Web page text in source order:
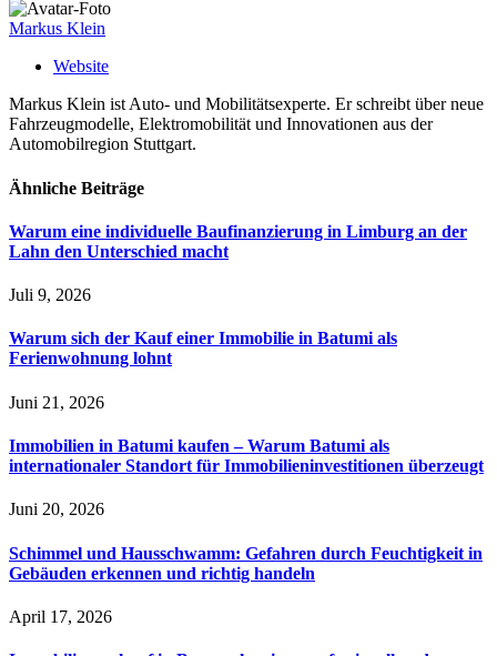
Markus Klein
Website
Markus Klein ist Auto- und Mobilitätsexperte. Er schreibt über neue
Fahrzeugmodelle, Elektromobilität und Innovationen aus der
Automobilregion Stuttgart.
Ähnliche Beiträge
Warum eine individuelle Baufinanzierung in Limburg an der
Lahn den Unterschied macht
Juli 9, 2026
Warum sich der Kauf einer Immobilie in Batumi als
Ferienwohnung lohnt
Juni 21, 2026
Immobilien in Batumi kaufen – Warum Batumi als
internationaler Standort für Immobilieninvestitionen überzeugt
Juni 20, 2026
Schimmel und Hausschwamm: Gefahren durch Feuchtigkeit in
Gebäuden erkennen und richtig handeln
April 17, 2026